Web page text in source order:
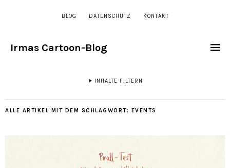
BLOG DATENSCHUTZ KONTAKT
Irmas Cartoon-Blog
INHALTE FILTERN
ALLE ARTIKEL MIT DEM SCHLAGWORT: EVENTS